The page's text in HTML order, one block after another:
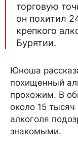
торговую
он похитил
крепкого
Бурятии.
Юноша
похищенный
прохожим. В
около 15
алкоголя
знакомыми.